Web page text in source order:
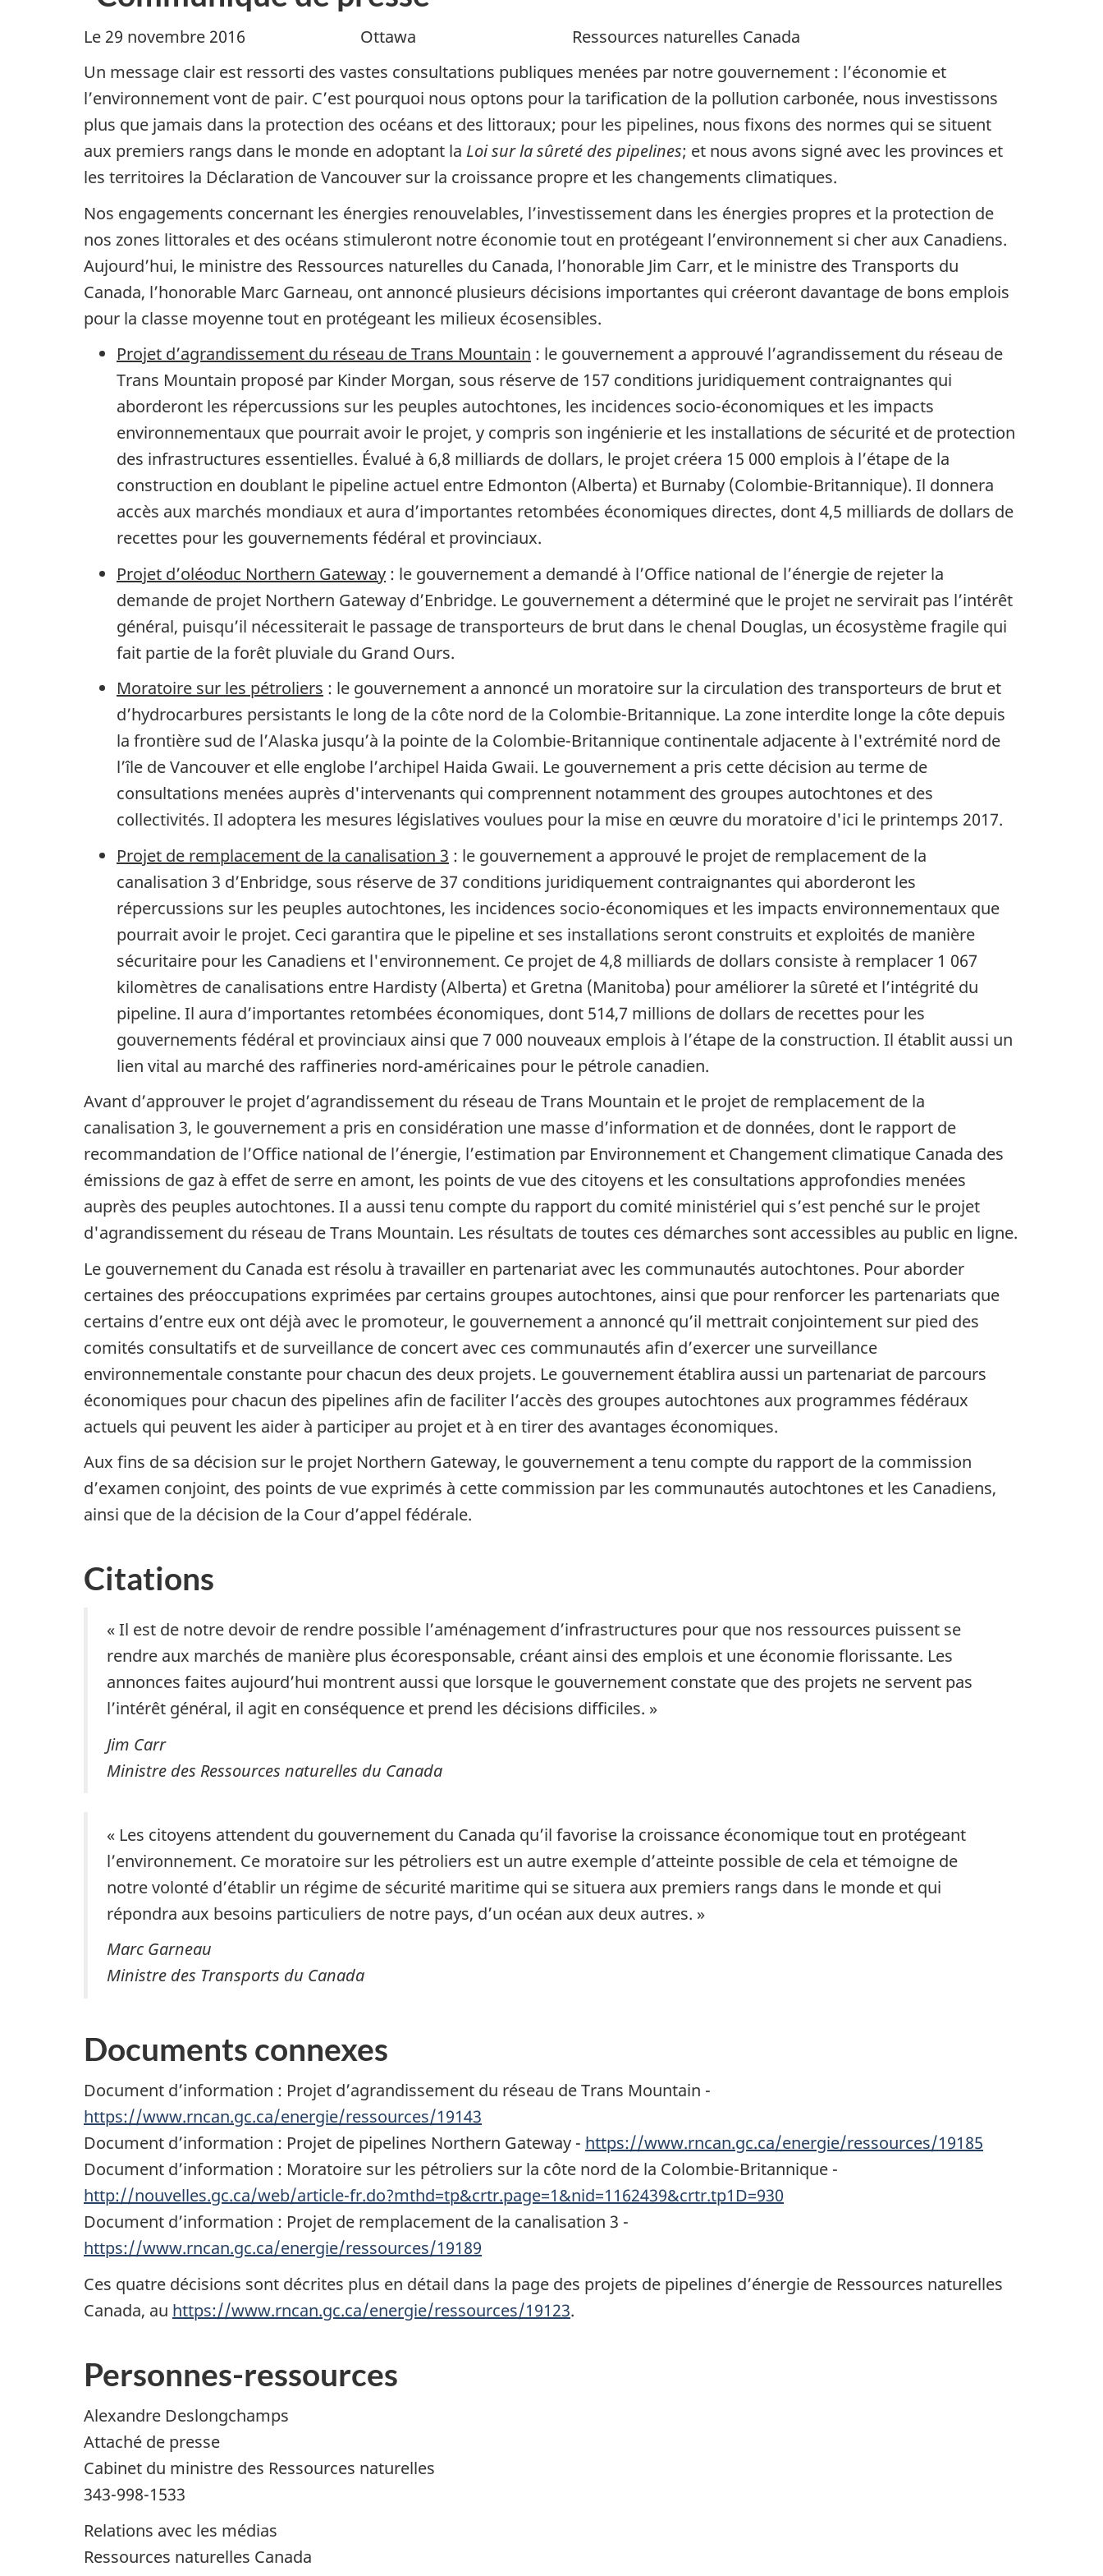
Le 29 novembre 2016 Ottawa Ressources naturelles Canada
Un message clair est ressorti des vastes consultations publiques menées par notre gouvernement : l’économie et
l’environnement vont de pair. C’est pourquoi nous optons pour la tarification de la pollution carbonée, nous investissons
plus que jamais dans la protection des océans et des littoraux; pour les pipelines, nous fixons des normes qui se situent
aux premiers rangs dans le monde en adoptant la Loi sur la sûreté des pipelines; et nous avons signé avec les provinces et
les territoires la Déclaration de Vancouver sur la croissance propre et les changements climatiques.
Nos engagements concernant les énergies renouvelables, l’investissement dans les énergies propres et la protection de
nos zones littorales et des océans stimuleront notre économie tout en protégeant l’environnement si cher aux Canadiens.
Aujourd’hui, le ministre des Ressources naturelles du Canada, l’honorable Jim Carr, et le ministre des Transports du
Canada, l’honorable Marc Garneau, ont annoncé plusieurs décisions importantes qui créeront davantage de bons emplois
pour la classe moyenne tout en protégeant les milieux écosensibles.
Projet d’agrandissement du réseau de Trans Mountain : le gouvernement a approuvé l’agrandissement du réseau de
Trans Mountain proposé par Kinder Morgan, sous réserve de 157 conditions juridiquement contraignantes qui
aborderont les répercussions sur les peuples autochtones, les incidences socio-économiques et les impacts
environnementaux que pourrait avoir le projet, y compris son ingénierie et les installations de sécurité et de protection
des infrastructures essentielles. Évalué à 6,8 milliards de dollars, le projet créera 15 000 emplois à l’étape de la
construction en doublant le pipeline actuel entre Edmonton (Alberta) et Burnaby (Colombie-Britannique). Il donnera
accès aux marchés mondiaux et aura d’importantes retombées économiques directes, dont 4,5 milliards de dollars de
recettes pour les gouvernements fédéral et provinciaux.
Projet d’oléoduc Northern Gateway : le gouvernement a demandé à l’Office national de l’énergie de rejeter la
demande de projet Northern Gateway d’Enbridge. Le gouvernement a déterminé que le projet ne servirait pas l’intérêt
général, puisqu’il nécessiterait le passage de transporteurs de brut dans le chenal Douglas, un écosystème fragile qui
fait partie de la forêt pluviale du Grand Ours.
Moratoire sur les pétroliers : le gouvernement a annoncé un moratoire sur la circulation des transporteurs de brut et
d’hydrocarbures persistants le long de la côte nord de la Colombie-Britannique. La zone interdite longe la côte depuis
la frontière sud de l’Alaska jusqu’à la pointe de la Colombie-Britannique continentale adjacente à l'extrémité nord de
l’île de Vancouver et elle englobe l’archipel Haida Gwaii. Le gouvernement a pris cette décision au terme de
consultations menées auprès d'intervenants qui comprennent notamment des groupes autochtones et des
collectivités. Il adoptera les mesures législatives voulues pour la mise en œuvre du moratoire d'ici le printemps 2017.
Projet de remplacement de la canalisation 3 : le gouvernement a approuvé le projet de remplacement de la
canalisation 3 d’Enbridge, sous réserve de 37 conditions juridiquement contraignantes qui aborderont les
répercussions sur les peuples autochtones, les incidences socio-économiques et les impacts environnementaux que
pourrait avoir le projet. Ceci garantira que le pipeline et ses installations seront construits et exploités de manière
sécuritaire pour les Canadiens et l'environnement. Ce projet de 4,8 milliards de dollars consiste à remplacer 1 067
kilomètres de canalisations entre Hardisty (Alberta) et Gretna (Manitoba) pour améliorer la sûreté et l’intégrité du
pipeline. Il aura d’importantes retombées économiques, dont 514,7 millions de dollars de recettes pour les
gouvernements fédéral et provinciaux ainsi que 7 000 nouveaux emplois à l’étape de la construction. Il établit aussi un
lien vital au marché des raffineries nord-américaines pour le pétrole canadien.
Avant d’approuver le projet d’agrandissement du réseau de Trans Mountain et le projet de remplacement de la
canalisation 3, le gouvernement a pris en considération une masse d’information et de données, dont le rapport de
recommandation de l’Office national de l’énergie, l’estimation par Environnement et Changement climatique Canada des
émissions de gaz à effet de serre en amont, les points de vue des citoyens et les consultations approfondies menées
auprès des peuples autochtones. Il a aussi tenu compte du rapport du comité ministériel qui s’est penché sur le projet
d'agrandissement du réseau de Trans Mountain. Les résultats de toutes ces démarches sont accessibles au public en ligne.
Le gouvernement du Canada est résolu à travailler en partenariat avec les communautés autochtones. Pour aborder
certaines des préoccupations exprimées par certains groupes autochtones, ainsi que pour renforcer les partenariats que
certains d’entre eux ont déjà avec le promoteur, le gouvernement a annoncé qu’il mettrait conjointement sur pied des
comités consultatifs et de surveillance de concert avec ces communautés afin d’exercer une surveillance
environnementale constante pour chacun des deux projets. Le gouvernement établira aussi un partenariat de parcours
économiques pour chacun des pipelines afin de faciliter l’accès des groupes autochtones aux programmes fédéraux
actuels qui peuvent les aider à participer au projet et à en tirer des avantages économiques.
Aux fins de sa décision sur le projet Northern Gateway, le gouvernement a tenu compte du rapport de la commission
d’examen conjoint, des points de vue exprimés à cette commission par les communautés autochtones et les Canadiens,
ainsi que de la décision de la Cour d’appel fédérale.
Citations
« Il est de notre devoir de rendre possible l’aménagement d’infrastructures pour que nos ressources puissent se
rendre aux marchés de manière plus écoresponsable, créant ainsi des emplois et une économie florissante. Les
annonces faites aujourd’hui montrent aussi que lorsque le gouvernement constate que des projets ne servent pas
l’intérêt général, il agit en conséquence et prend les décisions difficiles. »
Jim Carr
Ministre des Ressources naturelles du Canada
« Les citoyens attendent du gouvernement du Canada qu’il favorise la croissance économique tout en protégeant
l’environnement. Ce moratoire sur les pétroliers est un autre exemple d’atteinte possible de cela et témoigne de
notre volonté d’établir un régime de sécurité maritime qui se situera aux premiers rangs dans le monde et qui
répondra aux besoins particuliers de notre pays, d’un océan aux deux autres. »
Marc Garneau
Ministre des Transports du Canada
Documents connexes
Document d’information : Projet d’agrandissement du réseau de Trans Mountain -
https://www.rncan.gc.ca/energie/ressources/19143
Document d’information : Projet de pipelines Northern Gateway - https://www.rncan.gc.ca/energie/ressources/19185
Document d’information : Moratoire sur les pétroliers sur la côte nord de la Colombie-Britannique -
http://nouvelles.gc.ca/web/article-fr.do?mthd=tp&crtr.page=1&nid=1162439&crtr.tp1D=930
Document d’information : Projet de remplacement de la canalisation 3 -
https://www.rncan.gc.ca/energie/ressources/19189
Ces quatre décisions sont décrites plus en détail dans la page des projets de pipelines d’énergie de Ressources naturelles
Canada, au https://www.rncan.gc.ca/energie/ressources/19123.
Personnes-ressources
Alexandre Deslongchamps
Attaché de presse
Cabinet du ministre des Ressources naturelles
343-998-1533
Relations avec les médias
Ressources naturelles Canada